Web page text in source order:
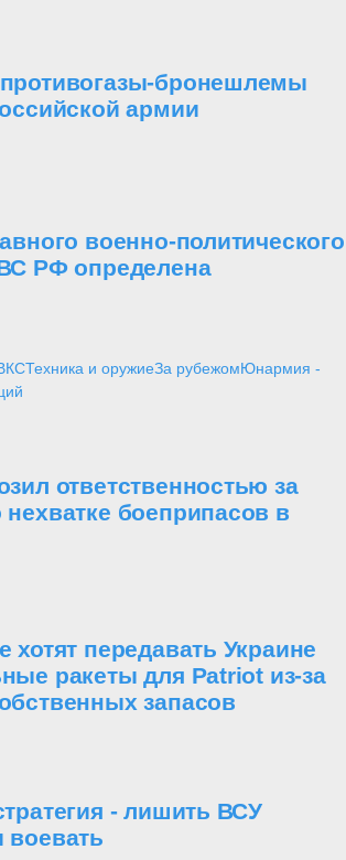
бронешлемы
армии
военно-политического
РФ определена
Техника и оружиеЗа рубежомЮнармия -
ответственностью за
боеприпасов в
передавать Украине
ракеты для Patriot из-за
запасов
- лишить ВСУ
воевать